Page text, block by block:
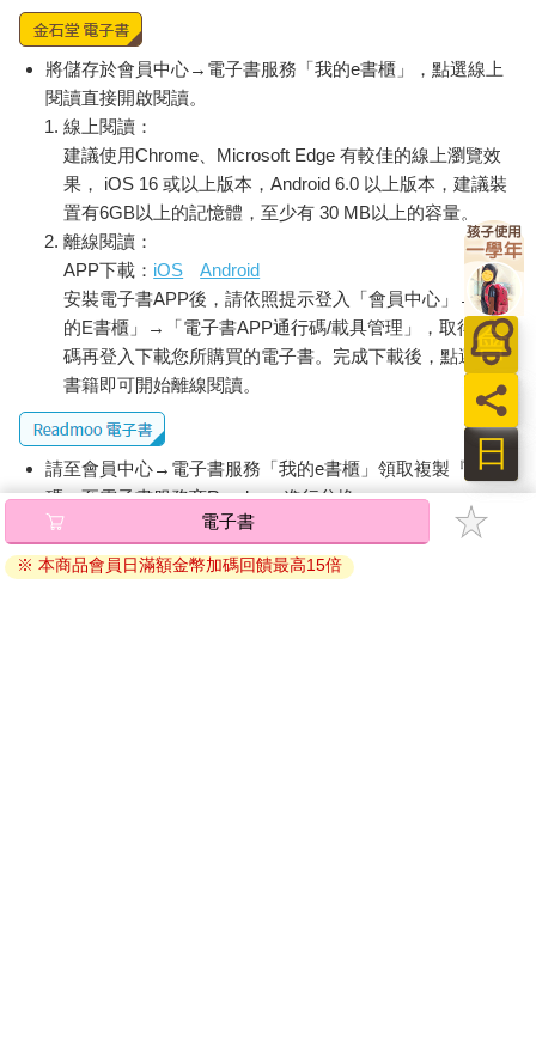
將儲存於會員中心→電子書服務「我的e書櫃」，點選線上
閱讀直接開啟閱讀。
線上閱讀：
建議使用Chrome、Microsoft Edge 有較佳的線上瀏覽效
果， iOS 16 或以上版本，Android 6.0 以上版本，建議裝
置有6GB以上的記憶體，至少有 30 MB以上的容量。
離線閱讀：
APP下載： iOS
Android
安裝電子書APP後，請依照提示登入「會員中心」→「我
的E書櫃」→「電子書APP通行碼/載具管理」，取得通行
碼再登入下載您所購買的電子書。完成下載後，點選任一
書籍即可開始離線閱讀。
請至會員中心→電子書服務「我的e書櫃」領取複製『兌換
碼』至電子書服務商Readmoo進行兌換。
退換貨須知：
因版權保護，您在金石堂所購買的電子書僅能以金石堂專屬
電子書
※ 本商品會員日滿額金幣加碼回饋最高15倍
日
員